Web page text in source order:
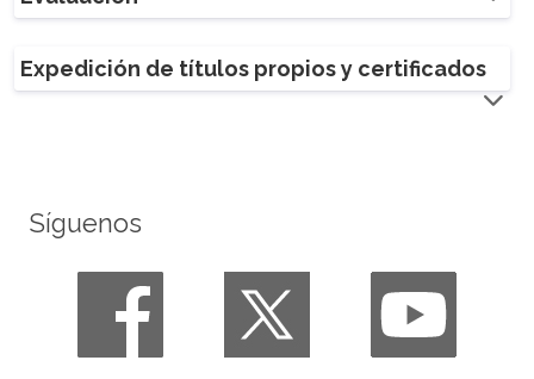
Expedición de títulos propios y certificados
Síguenos